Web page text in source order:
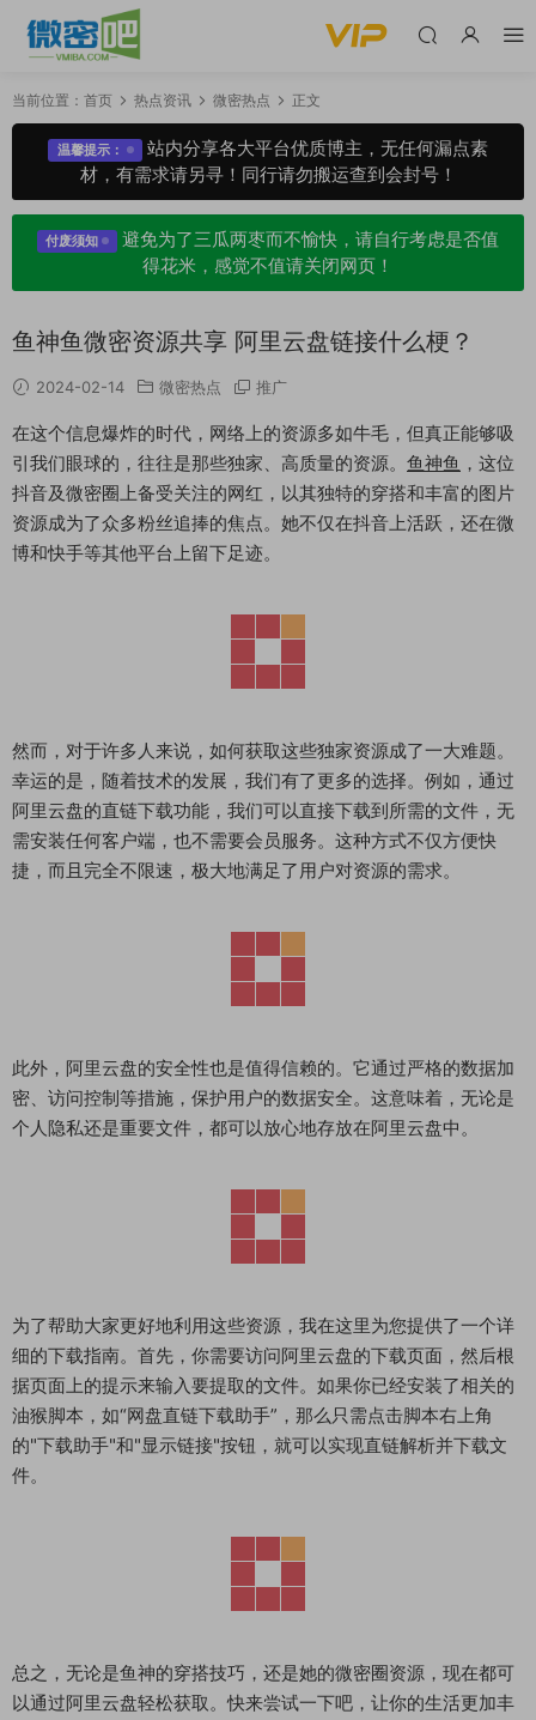
当前位置： 首页 热点资讯 微密热点 正文
温馨提示：
站内分享各大平台优质博主，无任何漏点素
材，有需求请另寻！同行请勿搬运查到会封号！
付废须知
避免为了三瓜两枣而不愉快，请自行考虑是否值
得花米，感觉不值请关闭网页！
鱼神鱼微密资源共享 阿里云盘链接什么梗？
2024-02-14 微密热点 推广
在这个信息爆炸的时代，网络上的资源多如牛毛，但真正能够吸
引我们眼球的，往往是那些独家、高质量的资源。 鱼神鱼 ，这位
抖音及微密圈上备受关注的网红，以其独特的穿搭和丰富的图片
资源成为了众多粉丝追捧的焦点。她不仅在抖音上活跃，还在微
博和快手等其他平台上留下足迹。
然而，对于许多人来说，如何获取这些独家资源成了一大难题。
幸运的是，随着技术的发展，我们有了更多的选择。例如，通过
阿里云盘的直链下载功能，我们可以直接下载到所需的文件，无
需安装任何客户端，也不需要会员服务。这种方式不仅方便快
捷，而且完全不限速，极大地满足了用户对资源的需求。
此外，阿里云盘的安全性也是值得信赖的。它通过严格的数据加
密、访问控制等措施，保护用户的数据安全。这意味着，无论是
个人隐私还是重要文件，都可以放心地存放在阿里云盘中。
为了帮助大家更好地利用这些资源，我在这里为您提供了一个详
细的下载指南。首先，你需要访问阿里云盘的下载页面，然后根
据页面上的提示来输入要提取的文件。如果你已经安装了相关的
油猴脚本，如“网盘直链下载助手”，那么只需点击脚本右上角
的"下载助手"和"显示链接"按钮，就可以实现直链解析并下载文
件。
总之，无论是鱼神的穿搭技巧，还是她的微密圈资源，现在都可
以通过阿里云盘轻松获取。快来尝试一下吧，让你的生活更加丰